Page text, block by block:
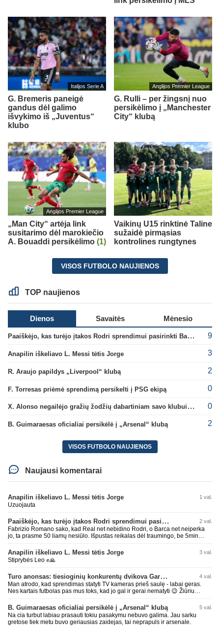
Italijos Serie A
G. Bremeris paneigė
gandus dėl galimo
išvykimo iš „Juventus“
klubo
Anglijos Premier League
G. Rulli – per žingsnį nuo
persikėlimo į „Manchester
City“ klubą
Anglijos Premier League
„Man City“ artėja link
susitarimo dėl marokiečio
A. Bouaddi persikėlimo (1)
Vaikinų U15 rinktinė Taline
sužaidė pirmąsias
kontrolines rungtynes
VISOS FUTBOLO NAUJIENOS
TOP naujienos
Dienos Savaitės Mėnesio
Paaiškėjo, kas turėjo įtakos Rodri sprendimui pasirinkti Barselonos pusę 9
Anapilin iškeliavo L. Messi tėtis Jorge 3
R. Araujo papildys „Liverpool“ klubą 2
F. Torresas priėmė sprendimą persikelti į PSG ekipą 0
X. Alonso negailėjo gražių žodžių dabartiniam savo klubui „Chelsea“ 0
B. Guimaraesas oficialiai persikėlė į „Arsenal“ klubą 2
VISOS FUTBOLO NAUJIENOS
Naujausi komentarai
Anapilin iškeliavo L. Messi tėtis Jorge 1 val.
Uzuojauta
Paaiškėjo, kas turėjo įtakos Rodri sprendimui pasirinkti Barselonos pusę 2 val.
Fabrizio Romano sako, kad Real net nebidino Rodri, o Barca net neiperka
jo, ta prasme 50 liamų nesiūlo. Išpustas reikalas dėl traumingo, be 5min
Anapilin iškeliavo L. Messi tėtis Jorge 3 val.
Stiprybės Leo ✊🙏
Turo anonsas: tiesioginių konkurentų dvikova Gargžduose 4 val.
Man atrodo, kad sprendimas statyti TV kameras prieš saulę - labai geras.
Nes kartais futbolas pas mus toks, kad jo gal ir gerai nematyti 😉 Žiūriu
kaip alaus butelys, kurį ką tik išmaukiau. Linkėjimai Tadui (slapyvardžiu „apie
nieką“), kuris kiek girdėjau, įpūtė akis varvinančių transliacijų dvasią 😀
B. Guimaraesas oficialiai persikėlė į „Arsenal“ klubą 5 val.
Na cia turbut labiau prasauti tokiu pasakymu nebuvo galima. Jau sarku
gretose tiek metu buvo geriausias zaidejas, tai neprapuls ir arsenale.